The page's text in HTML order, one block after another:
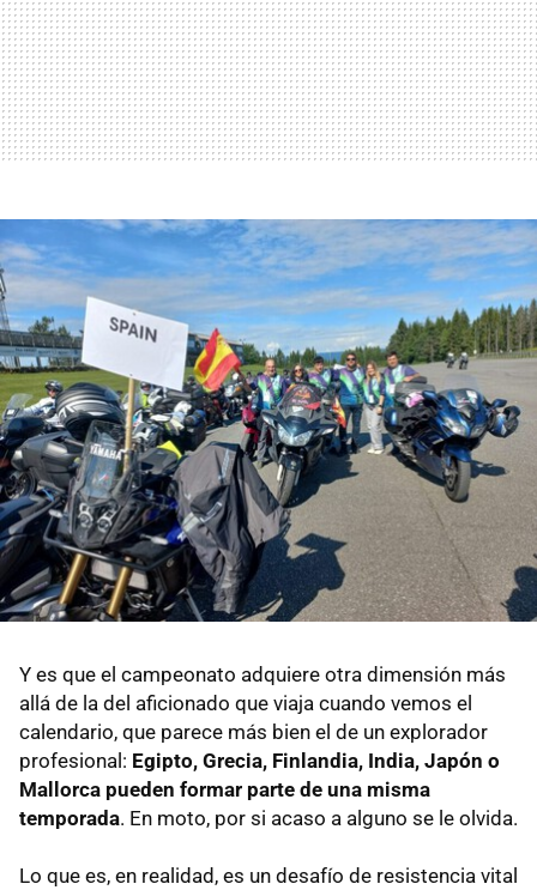
Y es que el campeonato adquiere otra dimensión más
allá de la del aficionado que viaja cuando vemos el
calendario, que parece más bien el de un explorador
profesional: Egipto, Grecia, Finlandia, India, Japón o
Mallorca pueden formar parte de una misma
temporada. En moto, por si acaso a alguno se le olvida.
Lo que es, en realidad, es un desafío de resistencia vital